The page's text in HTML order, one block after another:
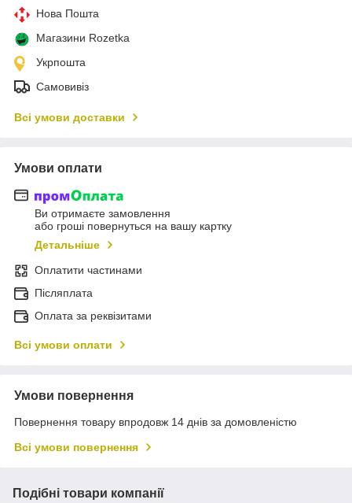
Нова Пошта
Магазини Rozetka
Укрпошта
Самовивіз
Всі умови доставки
Умови оплати
Ви отримаєте замовлення
або гроші повернуться на вашу картку
Детальніше
Оплатити частинами
Післяплата
Оплата за реквізитами
Всі умови оплати
Умови повернення
Повернення товару впродовж 14 днів за домовленістю
Всі умови повернення
Подібні товари компанії